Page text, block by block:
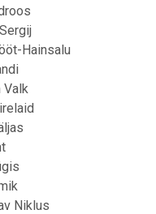
Hainsalu
Valk
Niklus